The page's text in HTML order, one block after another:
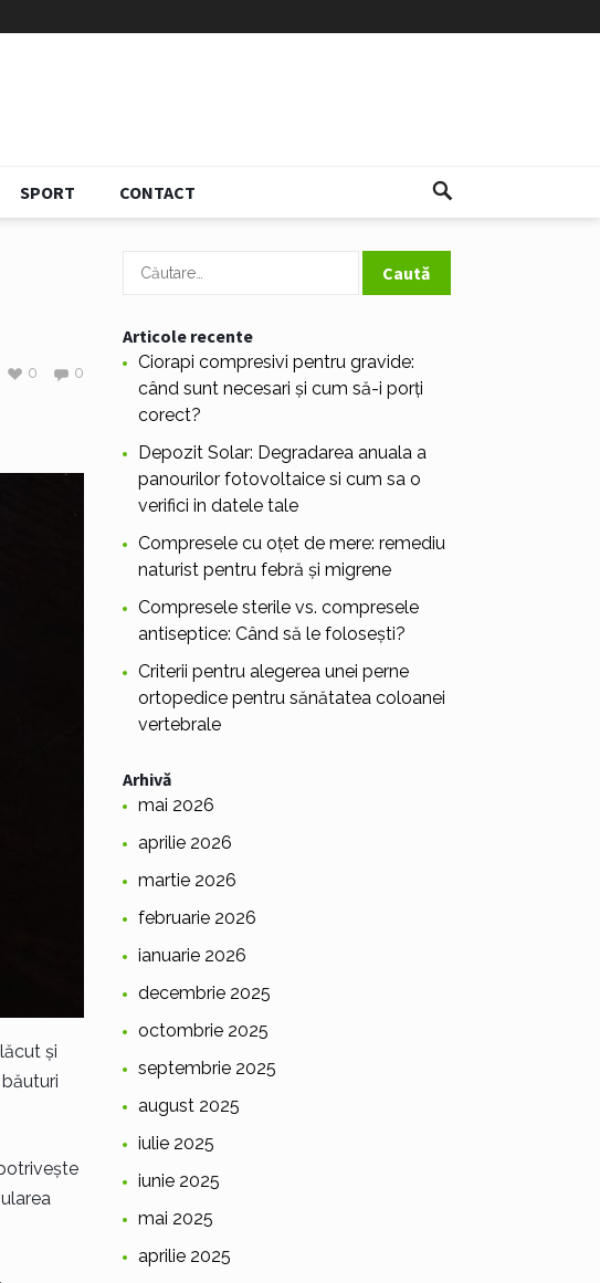
SPORT CONTACT
0
0
și
Caută
Articole recente
Ciorapi compresivi pentru gravide:
când sunt necesari și cum să-i porți
corect?
Depozit Solar: Degradarea anuala a
panourilor fotovoltaice si cum sa o
verifici in datele tale
Compresele cu oțet de mere: remediu
naturist pentru febră și migrene
Compresele sterile vs. compresele
antiseptice: Când să le folosești?
Criterii pentru alegerea unei perne
ortopedice pentru sănătatea coloanei
vertebrale
Arhivă
mai 2026
aprilie 2026
martie 2026
februarie 2026
ianuarie 2026
decembrie 2025
octombrie 2025
septembrie 2025
august 2025
iulie 2025
iunie 2025
mai 2025
aprilie 2025